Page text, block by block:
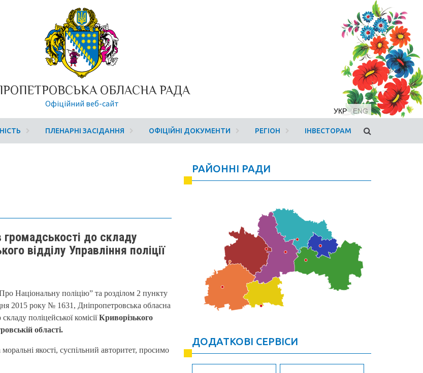
ОБЛАСНА РАДА
Офіційний веб-сайт
УКР ENG
ПЛЕНАРНІ ЗАСІДАННЯ ОФІЦІЙНІ ДОКУМЕНТИ РЕГІОН ІНВЕСТОРАМ
до складу
відділу Управління поліції
Національну поліцію” та розділом 2 пункту
2015 року № 1631, Дніпропетровська обласна
поліцейської комісіїКриворізького
області.
якості, суспільний авторитет, просимо
РАЙОННІ РАДИ
ДОДАТКОВІ СЕРВІСИ